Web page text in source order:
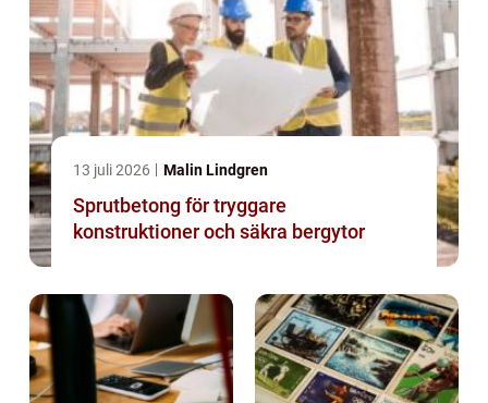
13 juli 2026 Malin Lindgren
Sprutbetong för tryggare
konstruktioner och säkra bergytor